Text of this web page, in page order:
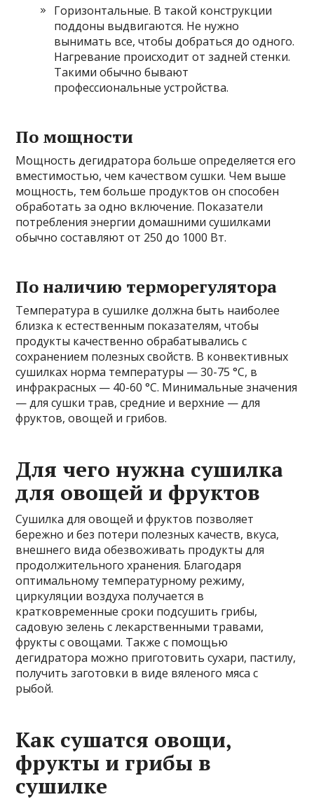
Горизонтальные. В такой конструкции
поддоны выдвигаются. Не нужно
вынимать все, чтобы добраться до одного.
Нагревание происходит от задней стенки.
Такими обычно бывают
профессиональные устройства.
По мощности
Мощность дегидратора больше определяется его
вместимостью, чем качеством сушки. Чем выше
мощность, тем больше продуктов он способен
обработать за одно включение. Показатели
потребления энергии домашними сушилками
обычно составляют от 250 до 1000 Вт.
По наличию терморегулятора
Температура в сушилке должна быть наиболее
близка к естественным показателям, чтобы
продукты качественно обрабатывались с
сохранением полезных свойств. В конвективных
сушилках норма температуры — 30-75 °С, в
инфракрасных — 40-60 °С. Минимальные значения
— для сушки трав, средние и верхние — для
фруктов, овощей и грибов.
Для чего нужна сушилка
для овощей и фруктов
Сушилка для овощей и фруктов позволяет
бережно и без потери полезных качеств, вкуса,
внешнего вида обезвоживать продукты для
продолжительного хранения. Благодаря
оптимальному температурному режиму,
циркуляции воздуха получается в
кратковременные сроки подсушить грибы,
садовую зелень с лекарственными травами,
фрукты с овощами. Также с помощью
дегидратора можно приготовить сухари, пастилу,
получить заготовки в виде вяленого мяса с
рыбой.
Как сушатся овощи,
фрукты и грибы в
сушилке